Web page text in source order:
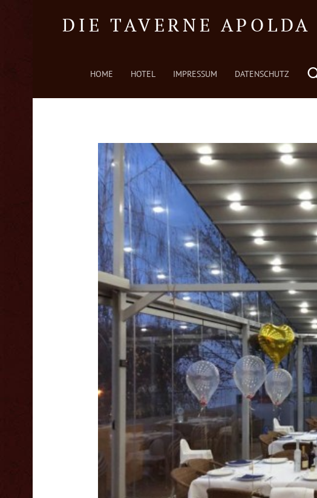
DIE TAVERNE
HOME HOTEL IMPRESSUM DATENSCHUTZ